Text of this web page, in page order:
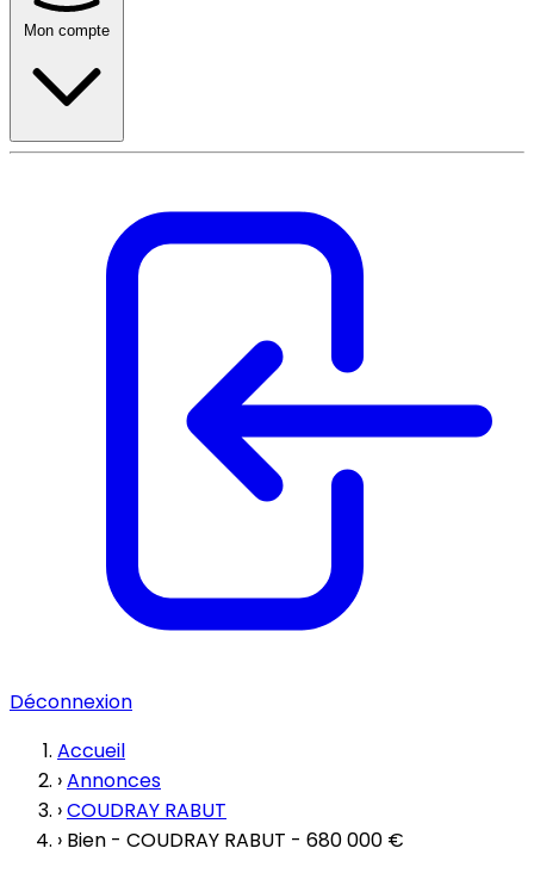
Mon compte
Déconnexion
Accueil
›Annonces
›COUDRAY RABUT
› Bien - COUDRAY RABUT - 680 000 €